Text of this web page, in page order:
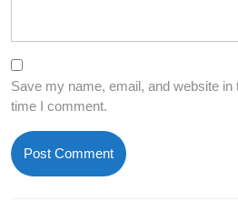
Save my name, email, and website
time I comment.